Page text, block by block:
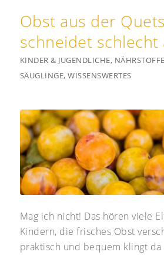
Obst aus der
schneidet schlecht
KINDER & JUGENDLICHE,
SÄUGLINGE,WISSENSWERTES
Mag ich nicht! Das hören viele
Kindern, die frisches Obst
praktisch und bequem klingt da